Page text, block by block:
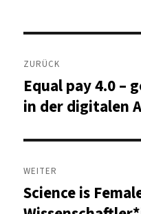
ZURÜCK
Vorheriger
Beitrag:
Equal pay 4.0 –
in der digitalen
WEITER
Nächster
Beitrag:
Science is